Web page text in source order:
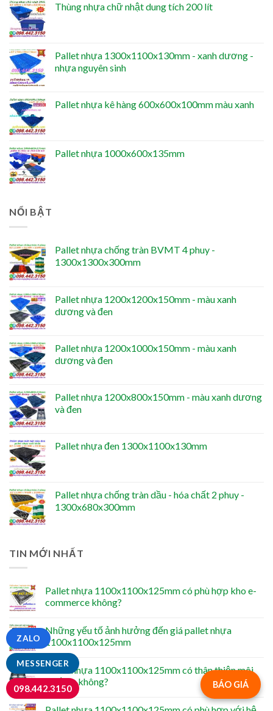
Thùng nhựa chữ nhật dung tích 200 lít
Pallet nhựa 1300x1100x130mm - xanh dương -
nhựa nguyên sinh
Pallet nhựa kê hàng 600x600x100mm màu xanh
Pallet nhựa 1000x600x135mm
NỔI BẬT
Pallet nhựa chống tràn BVMT 4 phuy -
1300x1300x300mm
Pallet nhựa 1200x1200x150mm - màu xanh
dương và đen
Pallet nhựa 1200x1000x150mm - màu xanh
dương và đen
Pallet nhựa 1200x800x150mm - màu xanh dương
và đen
Pallet nhựa đen 1300x1100x130mm
Pallet nhựa chống tràn dầu - hóa chất 2 phuy -
1300x680x300mm
TIN MỚI NHẤT
Pallet nhựa 1100x1100x125mm có phù hợp kho e-
commerce không?
Những yếu tố ảnh hưởng đến giá pallet nhựa
1100x1100x125mm
Pallet nhựa 1100x1100x125mm có thân thiện môi
trường không?
BÁO GIÁ
MESSENGER
ZALO
098.442.3150